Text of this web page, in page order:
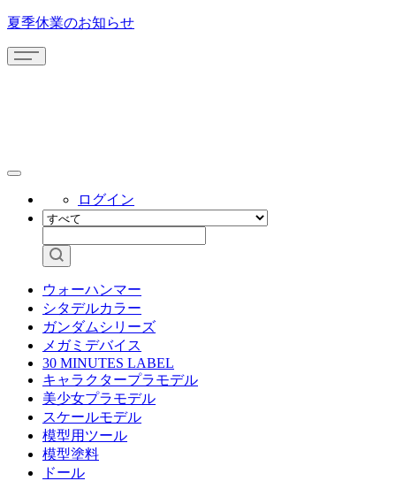
夏季休業のお知らせ
ログイン
ウォーハンマー
シタデルカラー
ガンダムシリーズ
メガミデバイス
30 MINUTES LABEL
キャラクタープラモデル
美少女プラモデル
スケールモデル
模型用ツール
模型塗料
ドール